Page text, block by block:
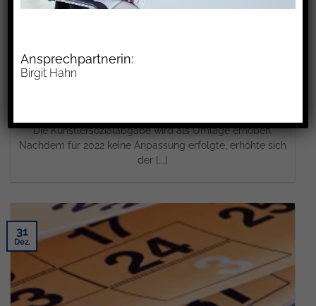
Die Künstlersozialabgabe wird als Umlage erhoben.
Nachdem für 2022 keine Anpassung erfolgte, erhöhte sich
der [...]
31
Dez.
Ansprechpartnerin:
Birgit Hahn